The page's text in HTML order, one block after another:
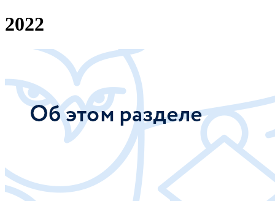
2022